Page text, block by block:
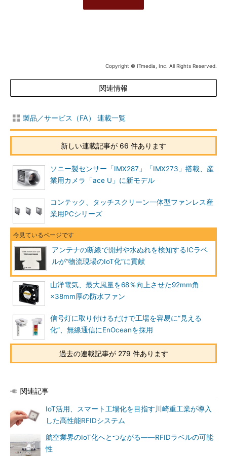
Copyright © ITmedia, Inc. All Rights Reserved.
関連情報
製品／サービス（FA） 連載一覧
新しい連載記事が 66 件あります
ソニー製センサー「IMX287」「IMX273」搭載、産
業用カメラ「ace U」に新モデル
コンテック、タッチスクリーン一体型ファンレス産
業用PCシリーズ
アンテナの断線で開封や水ぬれを検知するICラベ
ルが“物流現場のIoT化”に貢献
山洋電気、最大風量を68％向上させた92mm角
×38mm厚の防水ファン
信号灯に取り付けるだけで工場を容易に“見える
化”、無線通信にEnOceanを採用
過去の連載記事が 279 件あります
関連記事
IoT活用、スマート工場化を目指す川崎重工業が導入
した高性能RFIDシステム
航空業界のIoT化へとつながる――RFIDラベルの可能
性